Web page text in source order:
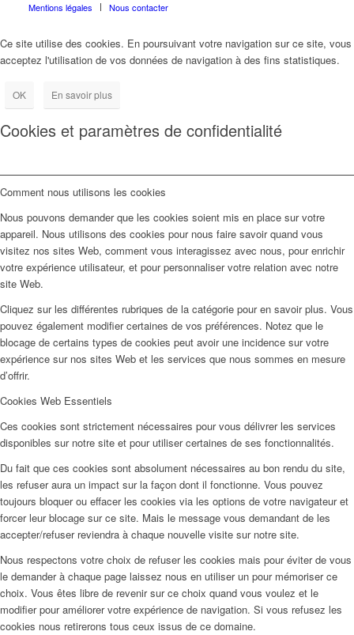
Mentions légales Nous contacter
Ce site utilise des cookies. En poursuivant votre navigation sur ce site, vous
acceptez l'utilisation de vos données de navigation à des fins statistiques.
OK En savoir plus
Cookies et paramètres de confidentialité
Comment nous utilisons les cookies
Nous pouvons demander que les cookies soient mis en place sur votre
appareil. Nous utilisons des cookies pour nous faire savoir quand vous
visitez nos sites Web, comment vous interagissez avec nous, pour enrichir
votre expérience utilisateur, et pour personnaliser votre relation avec notre
site Web.
Cliquez sur les différentes rubriques de la catégorie pour en savoir plus. Vous
pouvez également modifier certaines de vos préférences. Notez que le
blocage de certains types de cookies peut avoir une incidence sur votre
expérience sur nos sites Web et les services que nous sommes en mesure
d’offrir.
Cookies Web Essentiels
Ces cookies sont strictement nécessaires pour vous délivrer les services
disponibles sur notre site et pour utiliser certaines de ses fonctionnalités.
Du fait que ces cookies sont absolument nécessaires au bon rendu du site,
les refuser aura un impact sur la façon dont il fonctionne. Vous pouvez
toujours bloquer ou effacer les cookies via les options de votre navigateur et
forcer leur blocage sur ce site. Mais le message vous demandant de les
accepter/refuser reviendra à chaque nouvelle visite sur notre site.
Nous respectons votre choix de refuser les cookies mais pour éviter de vous
le demander à chaque page laissez nous en utiliser un pour mémoriser ce
choix. Vous êtes libre de revenir sur ce choix quand vous voulez et le
modifier pour améliorer votre expérience de navigation. Si vous refusez les
cookies nous retirerons tous ceux issus de ce domaine.